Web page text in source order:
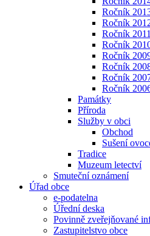
Ročník
Ročník
Ročník 2011
Ročník
Ročník
Ročník
Ročník
Ročník
Památky
Příroda
Služby v obci
Obchod
Sušení
Tradice
Muzeum letectví
Smuteční oznámení
Úřad obce
e-podatelna
Úřední deska
Povinně zveřejňované
Zastupitelstvo obce